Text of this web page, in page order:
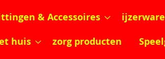
& Accessoires
huis zorg producten